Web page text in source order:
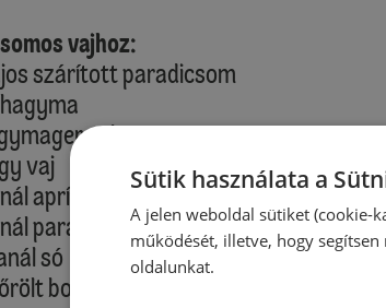
vajhoz:
szárított paradicsom
vaj
aprított oregánó
paradicsompüré
só
bors
Sütik használata a
A jelen weboldal sütiket (cookie-
működését, illetve, hogy
oldalunkat.